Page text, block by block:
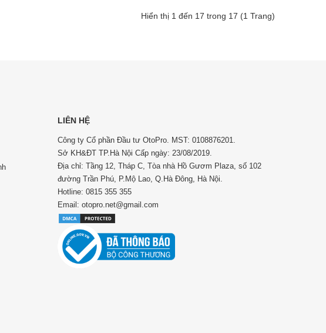
Hiển thị 1 đến 17 trong 17 (1 Trang)
LIÊN HỆ
Công ty Cổ phần Đầu tư OtoPro. MST: 0108876201.
Sở KH&ĐT TP.Hà Nội Cấp ngày: 23/08/2019.
Địa chỉ: Tầng 12, Tháp C, Tòa nhà Hồ Gươm Plaza, số 102
đường Trần Phú, P.Mộ Lao, Q.Hà Đông, Hà Nội.
Hotline: 0815 355 355
Email: otopro.net@gmail.com